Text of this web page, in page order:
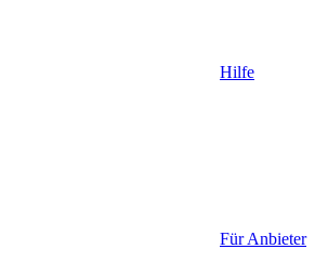
Hilfe
Für Anbieter